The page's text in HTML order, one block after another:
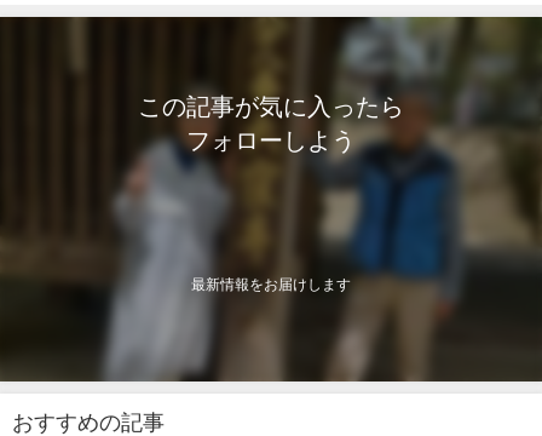
この記事が気に入ったら
フォローしよう
最新情報をお届けします
おすすめの記事